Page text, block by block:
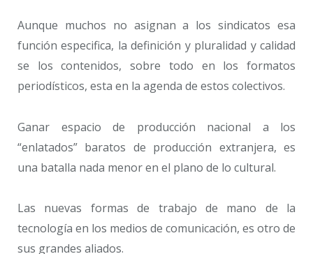
Aunque muchos no asignan a los sindicatos esa
función especifica, la definición y pluralidad y calidad
se los contenidos, sobre todo en los formatos
periodísticos, esta en la agenda de estos colectivos.
Ganar espacio de producción nacional a los
“enlatados” baratos de producción extranjera, es
una batalla nada menor en el plano de lo cultural.
Las nuevas formas de trabajo de mano de la
tecnología en los medios de comunicación, es otro de
sus grandes aliados.